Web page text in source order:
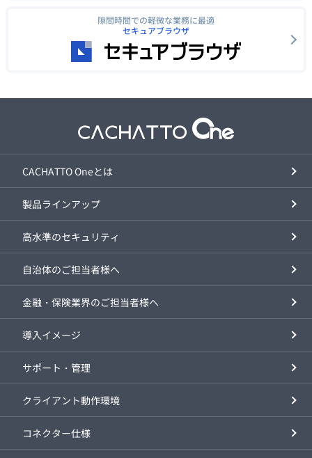
隙間時間での軽微な業務に最適
セキュアブラウザ
CACHATTO Oneとは
製品ラインアップ
高水準のセキュリティ
自治体のご担当者様へ
金融・保険業界のご担当者様へ
導入イメージ
サポート・管理
クライアント動作環境
コネクター仕様